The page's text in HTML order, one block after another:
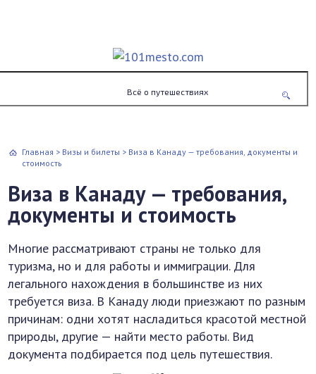
Всё о путешествиях
Главная > Визы и билеты > Виза в Канаду — требования, документы и
стоимость
Виза в Канаду — требования,
документы и стоимость
Многие рассматривают страны не только для
туризма, но и для работы и иммиграции. Для
легального нахождения в большинстве из них
требуется виза. В Канаду люди приезжают по разным
причинам: одни хотят насладиться красотой местной
природы, другие — найти место работы. Вид
документа подбирается под цель путешествия.